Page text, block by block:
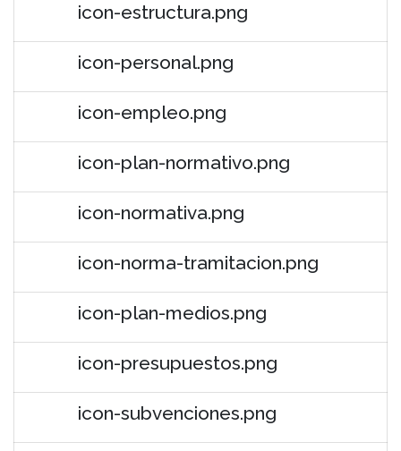
icon-estructura.png
icon-personal.png
icon-empleo.png
icon-plan-normativo.png
icon-normativa.png
icon-norma-tramitacion.png
icon-plan-medios.png
icon-presupuestos.png
icon-subvenciones.png